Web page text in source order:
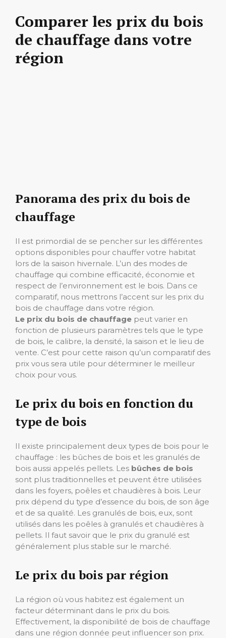
Comparer les prix du bois
de chauffage dans votre
région
Panorama des prix du bois de
chauffage
Il est primordial de se pencher sur les différentes
options disponibles pour chauffer votre habitat
lors de la saison hivernale. L’un des modes de
chauffage qui combine efficacité, économie et
respect de l’environnement est le bois. Dans ce
comparatif, nous mettrons l’accent sur les prix du
bois de chauffage dans votre région.
Le prix du bois de chauffage peut varier en
fonction de plusieurs paramètres tels que le type
de bois, le calibre, la densité, la saison et le lieu de
vente. C’est pour cette raison qu’un comparatif des
prix vous sera utile pour déterminer le meilleur
choix pour vous.
Le prix du bois en fonction du
type de bois
Il existe principalement deux types de bois pour le
chauffage : les bûches de bois et les granulés de
bois aussi appelés pellets. Les bûches de bois
sont plus traditionnelles et peuvent être utilisées
dans les foyers, poêles et chaudières à bois. Leur
prix dépend du type d’essence du bois, de son âge
et de sa qualité. Les granulés de bois, eux, sont
utilisés dans les poêles à granulés et chaudières à
pellets. Il faut savoir que le prix du granulé est
généralement plus stable sur le marché.
Le prix du bois par région
La région où vous habitez est également un
facteur déterminant dans le prix du bois.
Effectivement, la disponibilité de bois de chauffage
dans une région donnée peut influencer son prix.